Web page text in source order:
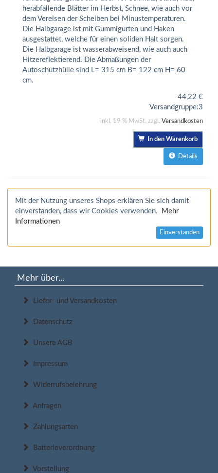
herabfallende Blätter im Herbst, Schnee, wie auch vor
dem Vereisen der Scheiben bei Minustemperaturen.
Die Halbgarage ist mit Gummigurten und Haken
ausgestattet, welche für einen soliden Halt sorgen.
Die Halbgarage ist wasserabweisend, wie auch auch
Hitzereflektierend. Die Abmaßungen der
Autoschutzhülle sind L= 315 cm B= 122 cm H= 60
cm.
44,22 €
Versandgruppe:3
inkl. 19 % MwSt. zzgl. Versandkosten
In den Warenkorb
Details
Mit der Nutzung unseres Shops erklären Sie sich damit
einverstanden, dass wir Cookies verwenden.
Mehr
Informationen
Einverstanden
Mehr über...
Liefer- und Versandkosten
Datenschutz
Unsere AGB
Impressum
Widerrufsbelehrung
Anfragen
Zahlungsarten
Batterieverordnung
Vorstellung